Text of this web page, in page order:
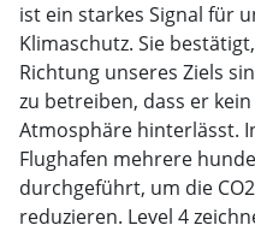
ist ein starkes Signal für
Klimaschutz. Sie
Richtung unseres Ziels
zu betreiben, dass er
Atmosphäre hinterlässt.
Flughafen mehrere
durchgeführt, um die
reduzieren. Level 4